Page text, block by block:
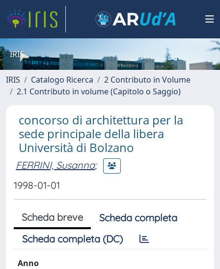
IRIS
IRIS Catalogo Ricerca
2 Contributo in Volume
2.1 Contributo in volume (Capitolo o Saggio)
concorso di architettura per la
sede principale della libera
Università di Bolzano
FERRINI, Susanna;
1998-01-01
Scheda breve
Scheda completa
Scheda completa (DC)
Anno